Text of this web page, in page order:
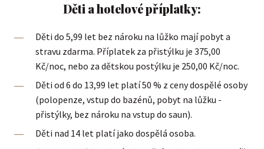
Děti a hotelové příplatky:
Děti do 5,99 let bez nároku na lůžko mají pobyt a
stravu zdarma. Příplatek za přistýlku je 375,00
Kč/noc, nebo za dětskou postýlku je 250,00 Kč/noc.
Děti od 6 do 13,99 let platí 50 % z ceny dospělé osoby
(polopenze, vstup do bazénů, pobyt na lůžku -
přistýlky, bez nároku na vstup do saun).
Děti nad 14 let platí jako dospělá osoba.